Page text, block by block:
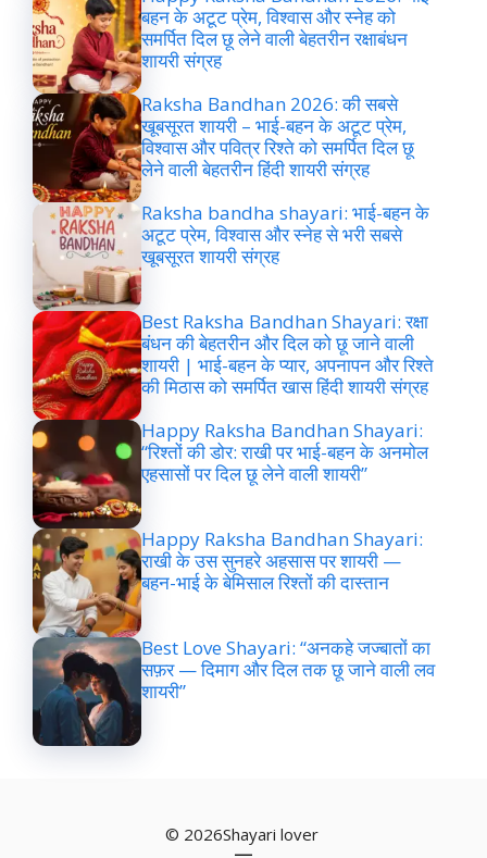
बहन के अटूट प्रेम, विश्वास और स्नेह को
समर्पित दिल छू लेने वाली बेहतरीन रक्षाबंधन
शायरी संग्रह
Raksha Bandhan 2026: की सबसे
खूबसूरत शायरी – भाई-बहन के अटूट प्रेम,
विश्वास और पवित्र रिश्ते को समर्पित दिल छू
लेने वाली बेहतरीन हिंदी शायरी संग्रह
Raksha bandha shayari: भाई-बहन के
अटूट प्रेम, विश्वास और स्नेह से भरी सबसे
खूबसूरत शायरी संग्रह
Best Raksha Bandhan Shayari: रक्षा
बंधन की बेहतरीन और दिल को छू जाने वाली
शायरी | भाई-बहन के प्यार, अपनापन और रिश्ते
की मिठास को समर्पित खास हिंदी शायरी संग्रह
Happy Raksha Bandhan Shayari:
“रिश्तों की डोर: राखी पर भाई-बहन के अनमोल
एहसासों पर दिल छू लेने वाली शायरी”
Happy Raksha Bandhan Shayari:
राखी के उस सुनहरे अहसास पर शायरी —
बहन-भाई के बेमिसाल रिश्तों की दास्तान
Best Love Shayari: “अनकहे जज्बातों का
सफ़र — दिमाग और दिल तक छू जाने वाली लव
शायरी”
© 2026Shayari lover